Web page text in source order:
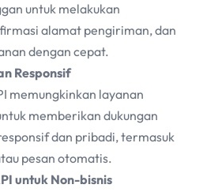
untuk melakukan
alamat pengiriman, dan
dengan cepat.
Responsif
memungkinkan layanan
memberikan dukungan
dan pribadi, termasuk
pesan otomatis.
untuk Non-bisnis